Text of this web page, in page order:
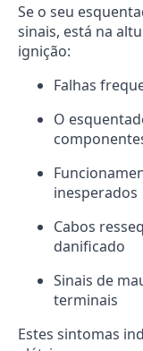
Se o seu
sinais, está na
ignição:
Falhas
O
inesperados
Cabos
danificado
Sinais de
terminais
Estes sintomas